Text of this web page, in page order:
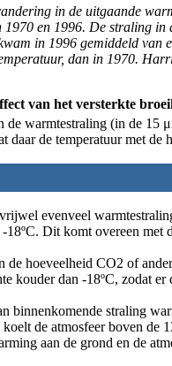
in de uitgaande
1970 en 1996. De straling in
in 1996 gemiddeld van
dan in 1970.
van het versterkte
de warmtestraling (in de 15
daar de temperatuur met
evenveel
18ºC. Dit komt overeen met
de hoeveelheid CO2 of
kouder dan -18ºC, zodat
binnenkomende straling
de atmosfeer boven de
aan de grond en de